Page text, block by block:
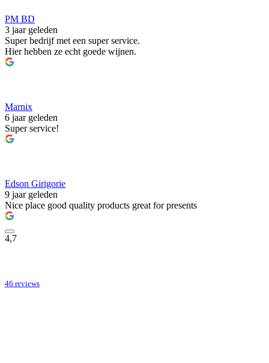
PM BD
3 jaar geleden
Super bedrijf met een super service.
Hier hebben ze echt goede wijnen.
Marnix
6 jaar geleden
Super service!
Edson Girigorie
9 jaar geleden
Nice place good quality products great for presents
4,7
46 reviews